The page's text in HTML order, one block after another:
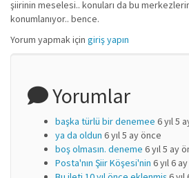
şiirinin meselesi.. konuları da bu
konumlanıyor.. bence.
Yorum yapmak için giriş yapın
Yorumlar
başka türlü bir denemee 6 yıl 5
ya da oldun 6 yıl 5 ay önce
boş olmasın. deneme 6 yıl 5 ay
Posta'nın Şiir Köşesi'nin 6 yıl 6